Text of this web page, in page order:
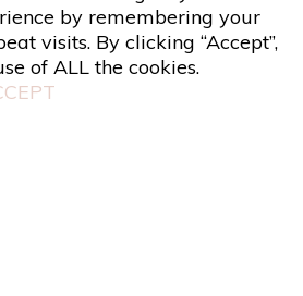
by remembering your
visits. By clicking “Accept”,
of ALL the cookies.